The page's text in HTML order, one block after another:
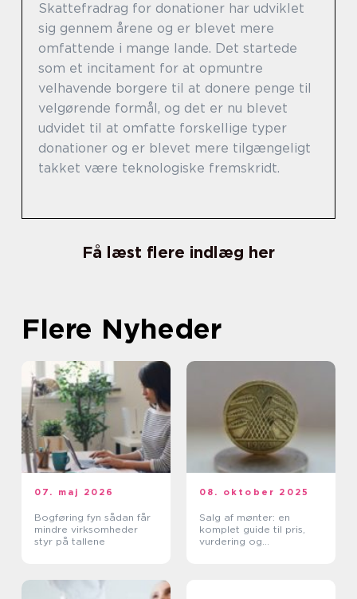
Skattefradrag for donationer har udviklet
sig gennem årene og er blevet mere
omfattende i mange lande. Det startede
som et incitament for at opmuntre
velhavende borgere til at donere penge til
velgørende formål, og det er nu blevet
udvidet til at omfatte forskellige typer
donationer og er blevet mere tilgængeligt
takket være teknologiske fremskridt.
Få læst flere indlæg her
Flere Nyheder
07. maj 2026
Bogføring fyn sådan får
mindre virksomheder
styr på tallene
08. oktober 2025
Salg af mønter: en
komplet guide til pris,
vurdering og